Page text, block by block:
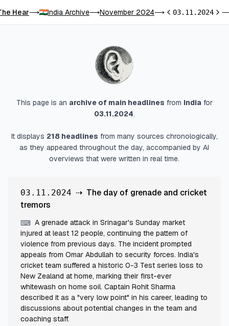
Hear⟶ India Archive⟶November 2024⟶Previous day
03.11.2024
This page is an archive of main headlines from India for
03.11.2024.
It displays 218 headlines from many sources chronologically,
as they appeared throughout the day, accompanied by AI
overviews that were written in real time.
03.11.2024 ⇢ The day of grenade and cricket
tremors
⌨ A grenade attack in Srinagar's Sunday market
injured at least 12 people, continuing the pattern of
violence from previous days. The incident prompted
appeals from Omar Abdullah to security forces. India's
cricket team suffered a historic 0-3 Test series loss to
New Zealand at home, marking their first-ever
whitewash on home soil. Captain Rohit Sharma
described it as a "very low point" in his career, leading to
discussions about potential changes in the team and
coaching staff.